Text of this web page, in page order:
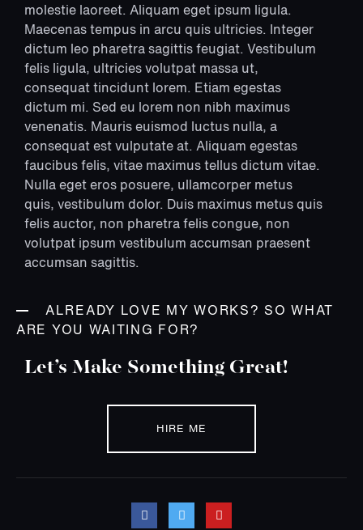
molestie laoreet. Aliquam eget ipsum ligula.
Maecenas tempus in arcu quis ultricies. Integer
dictum leo pharetra sagittis feugiat. Vestibulum
felis ligula, ultricies volutpat massa ut,
consequat tincidunt lorem. Etiam egestas
dictum mi. Sed eu lorem non nibh maximus
venenatis. Mauris euismod luctus nulla, a
consequat est vulputate at. Aliquam egestas
faucibus felis, vitae maximus tellus dictum vitae.
Nulla eget eros posuere, ullamcorper metus
quis, vestibulum dolor. Duis maximus metus quis
felis auctor, non pharetra felis congue, non
volutpat ipsum vestibulum accumsan praesent
accumsan sagittis.
ALREADY LOVE MY WORKS? SO WHAT
ARE YOU WAITING FOR?
Let’s Make Something Great!
HIRE ME